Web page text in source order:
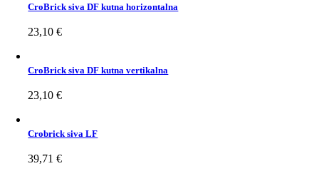
CroBrick siva DF kutna horizontalna
23,10€
CroBrick siva DF kutna vertikalna
23,10€
Crobrick siva LF
39,71€